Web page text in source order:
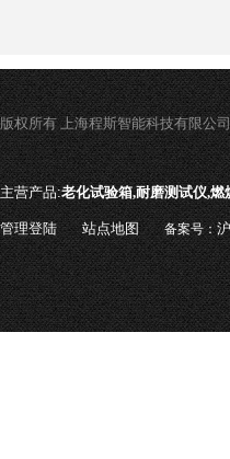
版权所有 上海程斯智能科技有限公司
主营产品:老化试验箱,耐磨测试仪,
管理登陆 站点地图 备案号：